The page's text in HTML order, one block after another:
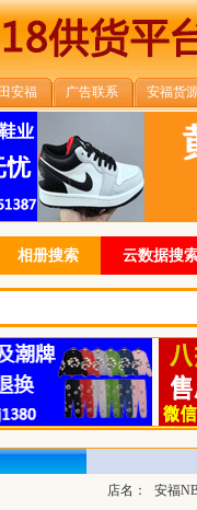
安福 广告联系 安福货
相册搜索 云数据搜
店名：
安福